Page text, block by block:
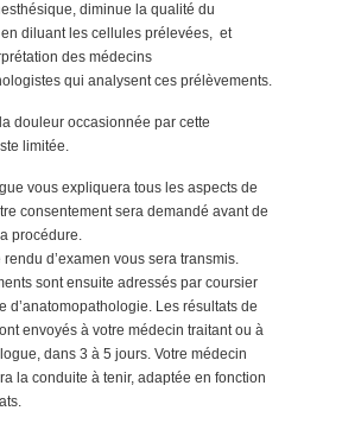
diminue la qualité du
diluant les cellules prélevées, et
des médecins
qui analysent ces prélèvements.
douleur occasionnée par cette
limitée.
vous expliquera tous les aspects de
consentement sera demandé avant de
procédure.
rendu d’examen vous sera transmis.
sont ensuite adressés par coursier
d’anatomopathologie. Les résultats de
envoyés à votre médecin traitant ou à
dans 3 à 5 jours. Votre médecin
la conduite à tenir, adaptée en fonction